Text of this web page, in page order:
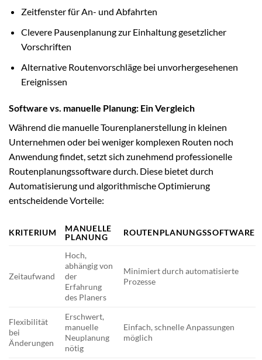
Zeitfenster für An- und Abfahrten
Clevere Pausenplanung zur Einhaltung gesetzlicher
Vorschriften
Alternative Routenvorschläge bei unvorhergesehenen
Ereignissen
Software vs. manuelle Planung: Ein Vergleich
Während die manuelle Tourenplanerstellung in kleinen
Unternehmen oder bei weniger komplexen Routen noch
Anwendung findet, setzt sich zunehmend professionelle
Routenplanungssoftware durch. Diese bietet durch
Automatisierung und algorithmische Optimierung
entscheidende Vorteile:
KRITERIUM
MANUELLE
PLANUNG
ROUTENPLANUNGSSOFTWARE
Zeitaufwand
Hoch,
abhängig von
der
Erfahrung
des Planers
Minimiert durch automatisierte
Prozesse
Flexibilität
bei
Änderungen
Erschwert,
manuelle
Neuplanung
nötig
Einfach, schnelle Anpassungen
möglich